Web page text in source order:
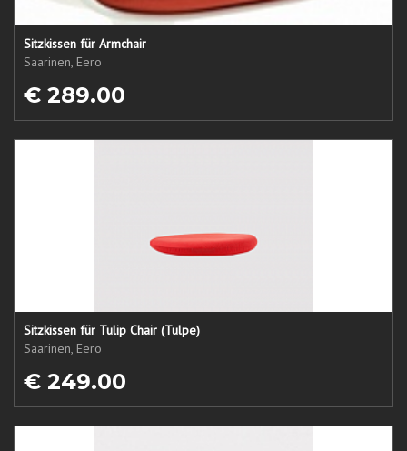
Sitzkissen für Armchair
Saarinen, Eero
€ 289.00
Sitzkissen für Tulip Chair (Tulpe)
Saarinen, Eero
€ 249.00